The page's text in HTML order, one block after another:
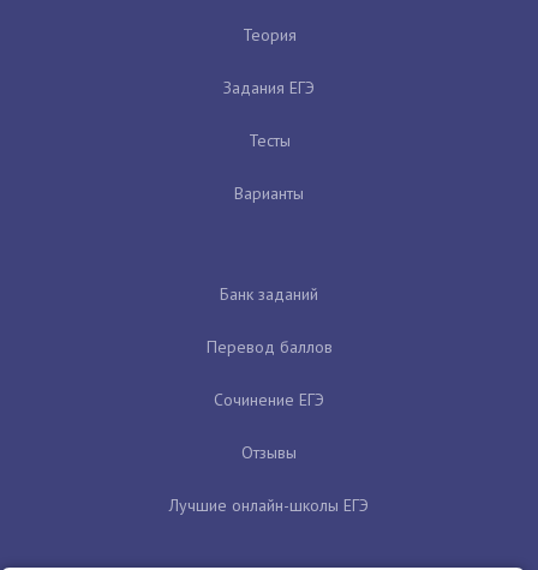
Теория
Задания ЕГЭ
Тесты
Варианты
Банк заданий
Перевод баллов
Сочинение ЕГЭ
Отзывы
Лучшие онлайн-школы ЕГЭ